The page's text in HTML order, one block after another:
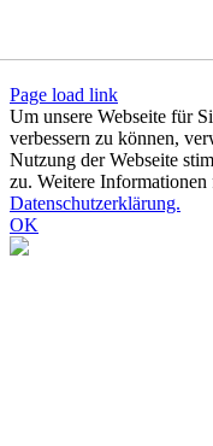
Page load link
Um unsere Webseite für
verbessern zu können,
Nutzung der Webseite
zu. Weitere
Datenschutzerklärung.
OK